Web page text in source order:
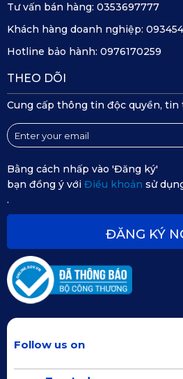
đang nhận được niềm yêu mến
hàng. Với nhà máy sản xuất quy
hàng đầu tại Việt Nam,KATAcam
lót sàn ô tô Mercedes-Maybach
cho các chủ xế. Đặt hàng ngay!
Tư vấn bán hàng: 0353697777
Khách hàng doanh nghiệp:
Hotline bảo hành: 0976170259
THEO DÕI
Cung cấp thông tin độc quyền, tin
Bằng cách nhấp vào 'Đăng ký'
bạn đồng ý với Điều khoản sử
.
ĐĂNG KÝ
Follow us on